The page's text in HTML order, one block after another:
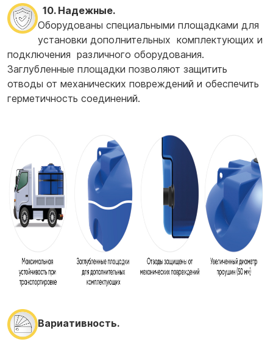
10. Надежные.
Оборудованы специальными площадками для
установки дополнительных комплектующих и
подключения различного оборудования.
Заглубленные площадки позволяют защитить
отводы от механических повреждений и обеспечить
герметичность соединений.
Вариативность.